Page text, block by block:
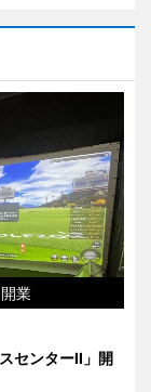
業
センターII」開